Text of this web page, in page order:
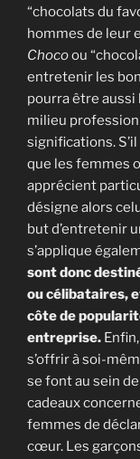
“chocolats du
hommes de leur
Chocoou
entretenir les
pourra être aussi
milieu
significations.
que les femmes
apprécient
désigne alors
but d’entretenir
s’applique
sont donc
ou célibataires,
côte de
entreprise.
s’offrir à soi-
se font au sein
cadeaux
femmes de
cœur. Les